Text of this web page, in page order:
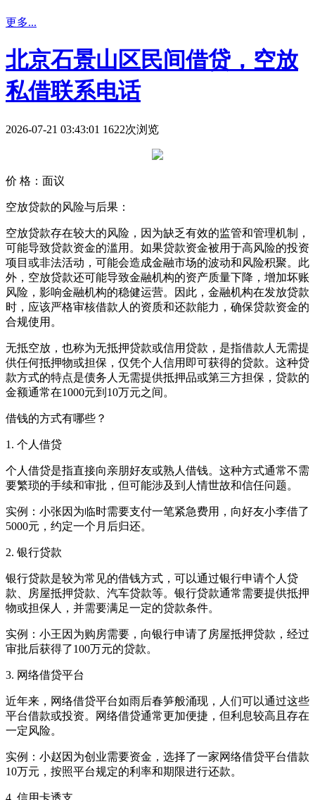
更多...
北京石景山区民间借贷，空放
私借联系电话
2026-07-21 03:43:01 1622次浏览
价 格： 面议
空放贷款的风险与后果：
空放贷款存在较大的风险，因为缺乏有效的监管和管理机制，
可能导致贷款资金的滥用。如果贷款资金被用于高风险的投资
项目或非法活动，可能会造成金融市场的波动和风险积聚。此
外，空放贷款还可能导致金融机构的资产质量下降，增加坏账
风险，影响金融机构的稳健运营。因此，金融机构在发放贷款
时，应该严格审核借款人的资质和还款能力，确保贷款资金的
合规使用。
‌无抵空放‌，也称为‌无抵押贷款或‌信用贷款，是指借款人无需提
供任何抵押物或担保，仅凭个人信用即可获得的贷款。这种贷
款方式的特点是债务人无需提供抵押品或第三方担保，贷款的
金额通常在1000元到10万元之间。
借钱的方式有哪些？
1. 个人借贷
个人借贷是指直接向亲朋好友或熟人借钱。这种方式通常不需
要繁琐的手续和审批，但可能涉及到人情世故和信任问题。
实例：小张因为临时需要支付一笔紧急费用，向好友小李借了
5000元，约定一个月后归还。
2. 银行贷款
银行贷款是较为常见的借钱方式，可以通过银行申请个人贷
款、房屋抵押贷款、汽车贷款等。银行贷款通常需要提供抵押
物或担保人，并需要满足一定的贷款条件。
实例：小王因为购房需要，向银行申请了房屋抵押贷款，经过
审批后获得了100万元的贷款。
3. 网络借贷平台
近年来，网络借贷平台如雨后春笋般涌现，人们可以通过这些
平台借款或投资。网络借贷通常更加便捷，但利息较高且存在
一定风险。
实例：小赵因为创业需要资金，选择了一家网络借贷平台借款
10万元，按照平台规定的利率和期限进行还款。
4. 信用卡透支